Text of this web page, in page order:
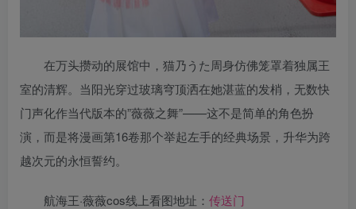
在万头攒动的展馆中，猫乃うた周身仿佛笼罩着独属王
室的清辉。当阳光穿过玻璃穹顶洒在她湛蓝的发梢，无数快
门声化作当代版本的”薇薇之舞”——这不是简单的角色扮
演，而是将漫画第16卷那个举起左手的经典场景，升华为跨
越次元的永恒誓约。
航海王·薇薇cos线上看图地址： 传送门